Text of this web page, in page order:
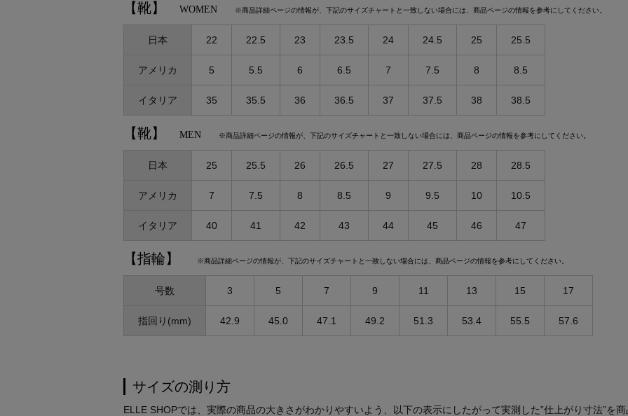
【靴】 WOMEN ※商品詳細ページの情報が、下記のサイズチャートと一致しない場合には、商品ページの情報を参考にしてください。
日本 22 22.5 23 23.5 24 24.5 25 25.5
アメリカ 5 5.5 6 6.5 7 7.5 8 8.5
イタリア 35 35.5 36 36.5 37 37.5 38 38.5
【靴】 MEN ※商品詳細ページの情報が、下記のサイズチャートと一致しない場合には、商品ページの情報を参考にしてください。
日本 25 25.5 26 26.5 27 27.5 28 28.5
アメリカ 7 7.5 8 8.5 9 9.5 10 10.5
イタリア 40 41 42 43 44 45 46 47
【指輪】 ※商品詳細ページの情報が、下記のサイズチャートと一致しない場合には、商品ページの情報を参考にしてください。
号数 3 5 7 9 11 13 15 17
指回り(mm) 42.9 45.0 47.1 49.2 51.3 53.4 55.5 57.6
サイズの測り方
ELLE SHOPでは、実際の商品の大きさがわかりやすいよう、以下の表示にしたがって実測した”仕上がり寸法”を